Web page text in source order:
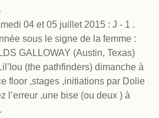
04 et 05 juillet 2015 : J - 1 .
sous le signe de la femme :
GALLOWAY (Austin, Texas)
(the pathfinders) dimanche à
floor ,stages ,initiations par Dolie
l’erreur ,une bise (ou deux ) à